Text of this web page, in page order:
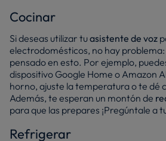
Cocinar
Si deseas utilizar tuasistente de voz
electrodomésticos, no hay
pensado en esto. Por ejemplo,
dispositivo Google Home o Amazon
horno, ajuste la temperatura o te dé
Además, te esperan un montón de
para que las prepares ¡Pregúntale a
Refrigerar